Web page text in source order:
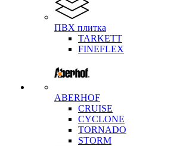
ПВХ плитка
TARKETT
FINEFLEX
ABERHOF
CRUISE
CYCLONE
TORNADO
STORM